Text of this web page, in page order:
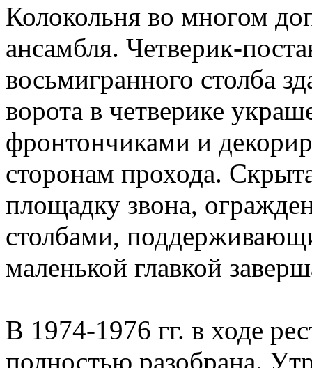
Колокольня во многом
ансамбля. Четверик-
восьмигранного столба
ворота в четверике
фронтончиками и
сторонам прохода.
площадку звона,
столбами,
маленькой главкой
В 1974-1976 гг. в ходе
полностью разобрана.